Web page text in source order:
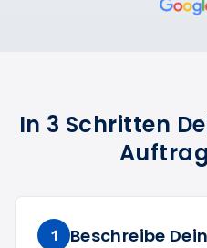
In 3 Schritten
1 Beschreibe